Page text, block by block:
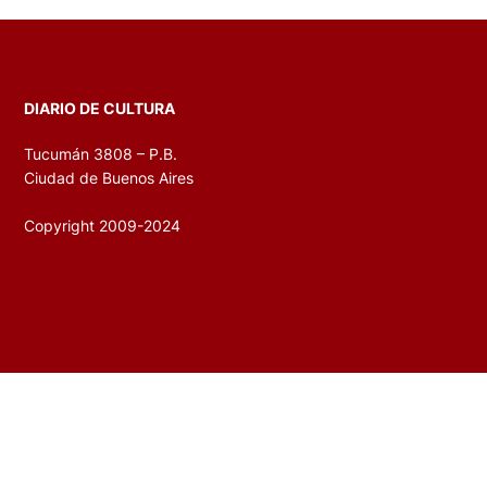
DIARIO DE CULTURA
Tucumán 3808 – P.B.
Ciudad de Buenos Aires
Copyright 2009-2024